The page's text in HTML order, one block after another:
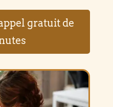
gratuit de